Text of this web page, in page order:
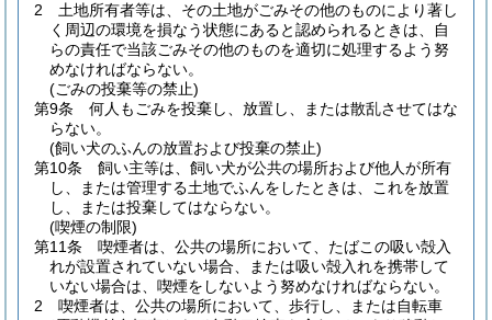
2
土地所有者等は、その土地がごみその他のものにより著し
く周辺の環境を損なう状態にあると認められるときは、自
らの責任で当該ごみその他のものを適切に処理するよう努
めなければならない。
(ごみの投棄等の禁止)
第9条
何人もごみを投棄し、放置し、または散乱させてはな
らない。
(飼い犬のふんの放置および投棄の禁止)
第10条
飼い主等は、飼い犬が公共の場所および他人が所有
し、または管理する土地でふんをしたときは、これを放置
し、または投棄してはならない。
(喫煙の制限)
第11条
喫煙者は、公共の場所において、たばこの吸い殻入
れが設置されていない場合、または吸い殻入れを携帯して
いない場合は、喫煙をしないよう努めなければならない。
2
喫煙者は、公共の場所において、歩行し、または自転車